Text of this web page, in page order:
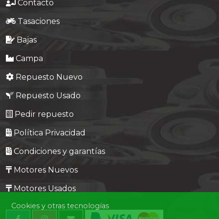
Contacto
Tasaciones
Bajas
Campa
Repuesto Nuevo
Repuesto Usado
Pedir repuesto
Política Privacidad
Condiciones y garantías
Motores Nuevos
Motores Usados
Cookies y otras tecnologías